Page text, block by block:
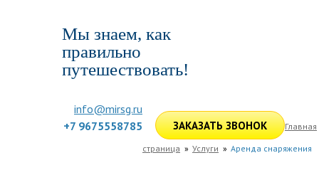
Мы знаем, как
правильно
путешествовать!
info@mirsg.ru
+7 9675558785
ЗАКАЗАТЬ ЗВОНОК Главная
страница Услуги Аренда снаряжения